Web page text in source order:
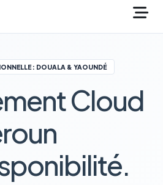
: DOUALA & YAOUNDÉ
Cloud